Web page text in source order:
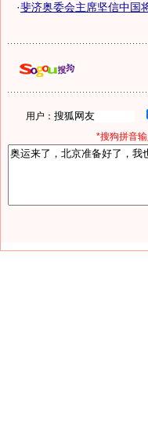
·斐济奥委会主席坚信中国
用户：
*搜狗拼音